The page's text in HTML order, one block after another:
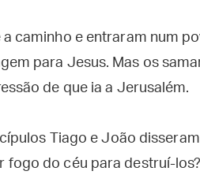
a caminho e entraram num
para Jesus. Mas os
de que ia a Jerusalém.
Tiago e João
fogo do céu para destruí-